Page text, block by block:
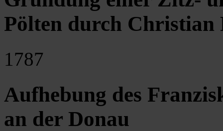
Pölten durch Christian
1787
Aufhebung des
an der Donau